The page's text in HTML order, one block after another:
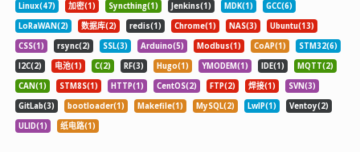
Linux(47)
加密(1) Syncthing(1) Jenkins(1) MDK(1)
GCC(6)
LoRaWAN(2)
数据库(2) redis(1) Chrome(1) NAS(3)
Ubuntu(13)
CSS(1)
rsync(2) SSL(3) Arduino(5) Modbus(1) CoAP(1)
STM32(6)
I2C(2)
电池(1) C(2) RF(3) Hugo(1) YMODEM(1) IDE(1)
MQTT(2)
CAN(1)
STM8S(1) HTTP(1) CentOS(2) FTP(2) 焊接(1)
SVN(3)
GitLab(3)
bootloader(1) Makefile(1) MySQL(2) LwIP(1)
Ventoy(2)
ULID(1)
纸电路(1)